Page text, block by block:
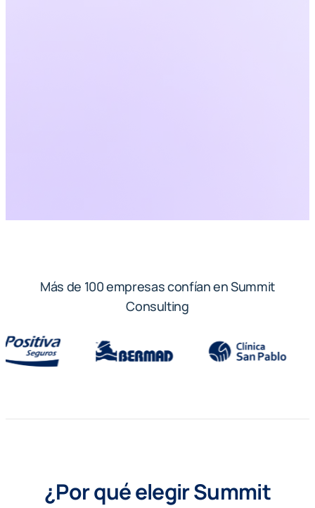
Más de 100 empresas confían en Summit
Consulting
¿Por qué elegir Summit